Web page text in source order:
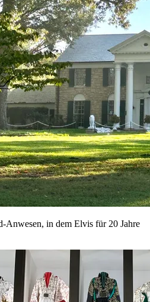
Anwesen, in dem Elvis für 20 Jahre